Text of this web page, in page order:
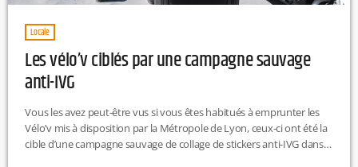
Locale
Les vélo’v ciblés par une campagne sauvage
anti-IVG
Vous les avez peut-être vus si vous êtes habitués à emprunter les
Vélo’v mis à disposition par la Métropole de Lyon, ceux-ci ont été la
cible d’une campagne sauvage de collage de stickers anti-IVG dans